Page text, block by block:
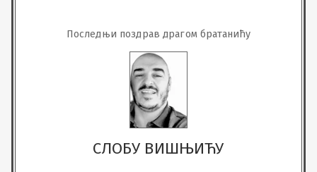
Последњи поздрав драгом братанићу
СЛОБУ ВИШЊИЋУ